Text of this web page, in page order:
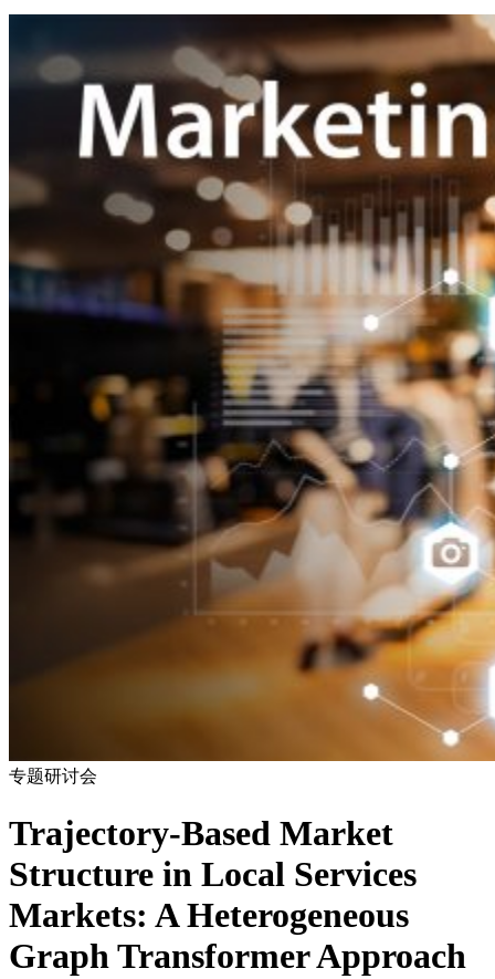
专题研讨会
Trajectory-Based Market
Structure in Local Services
Markets: A Heterogeneous
Graph Transformer Approach